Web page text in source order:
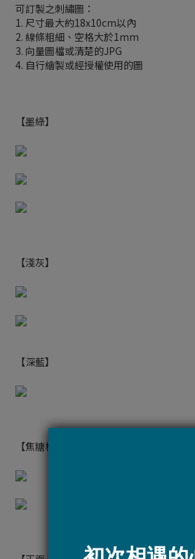
可訂製之刺繡圖：
1. 尺寸最大約18x10cm以內
2. 線條粗細、空格大於1mm
3. 向量圖檔或清楚的JPG
4. 自行繪製或經授權使用的圖
【墨綠】
【淺灰】
【深藍】
【焦糖橘】